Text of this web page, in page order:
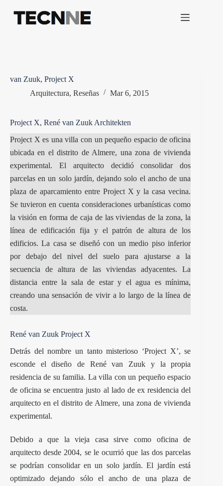
contenido
van Zuuk, Project X
Arquitectura, Reseñas Mar 6, 2015
Project X, René van Zuuk Architekten
Project X es una villa con un pequeño espacio de oficina
ubicada en el distrito de Almere, una zona de vivienda
experimental. El arquitecto decidió consolidar dos
parcelas en un solo jardín, dejando solo el ancho de una
plaza de aparcamiento entre Project X y la casa vecina.
Se tuvieron en cuenta consideraciones urbanísticas como
la visión en forma de caja de las viviendas de la zona, la
línea de edificación fija y el patrón de altura de los
edificios. La casa se diseñó con un medio piso inferior
por debajo del nivel del suelo para ajustarse a la
secuencia de altura de las viviendas adyacentes. La
distancia entre la sala de estar y el agua es mínima,
creando una sensación de vivir a lo largo de la línea de
costa.
René van Zuuk Project X
Detrás del nombre un tanto misterioso ‘Project X’, se
esconde el diseño de René van Zuuk y la propia
residencia de su familia. La villa con un pequeño espacio
de oficina se encuentra justo al lado de ex residencia del
arquitecto en el distrito de Almere, una zona de vivienda
experimental.
Debido a que la vieja casa sirve como oficina de
arquitecto desde 2004, se le ocurrió que las dos parcelas
se podrían consolidar en un solo jardín. El jardín está
optimizado dejando sólo el ancho de una plaza de